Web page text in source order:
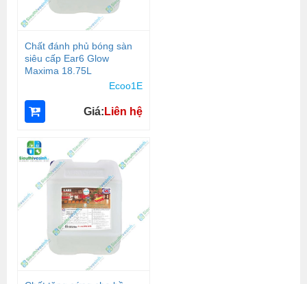
Chất đánh phủ bóng sàn
siêu cấp Ear6 Glow
Maxima 18.75L
Ecoo1E
Giá: Liên hệ